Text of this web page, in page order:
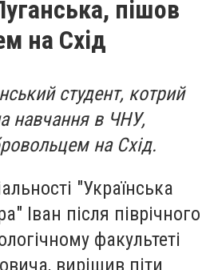
пішов
на Схід
студент, котрий
навчання в ЧНУ,
на Схід.
"Українська
Іван після піврічного
факультеті
вирішив піти